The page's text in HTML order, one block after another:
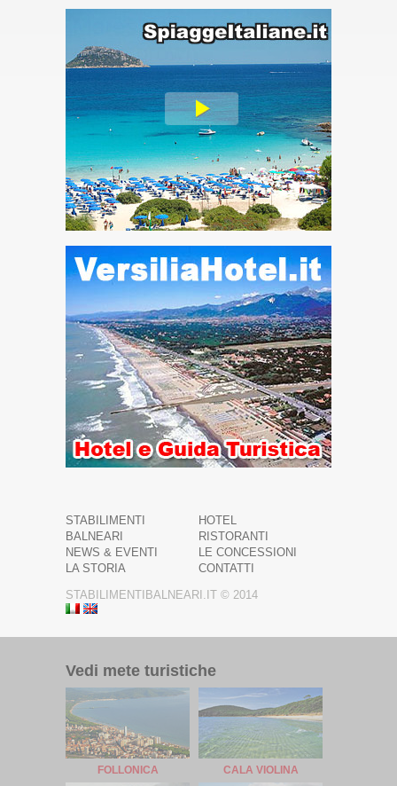
STABILIMENTI
BALNEARI
HOTEL
RISTORANTI
NEWS & EVENTI
LE CONCESSIONI
LA STORIA
CONTATTI
STABILIMENTIBALNEARI.IT © 2014
Vedi mete turistiche
FOLLONICA CALA VIOLINA